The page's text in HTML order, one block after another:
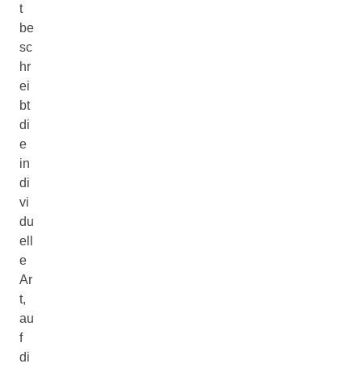
t
be
sc
hr
ei
bt
di
e
in
di
vi
du
ell
e
Ar
t,
au
f
di